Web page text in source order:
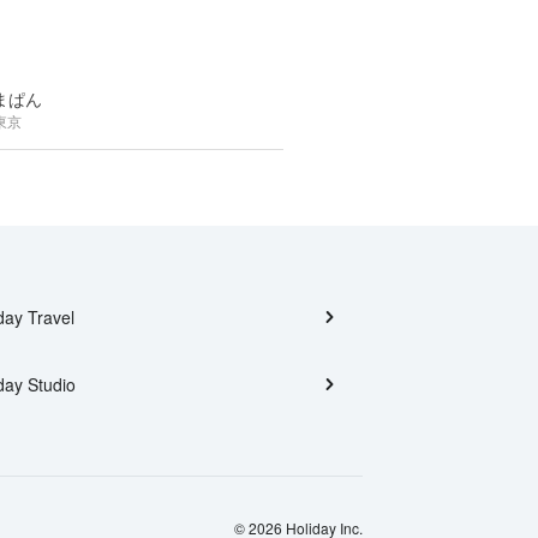
ぱん
京
Travel
Studio
© 2026 Holiday Inc.